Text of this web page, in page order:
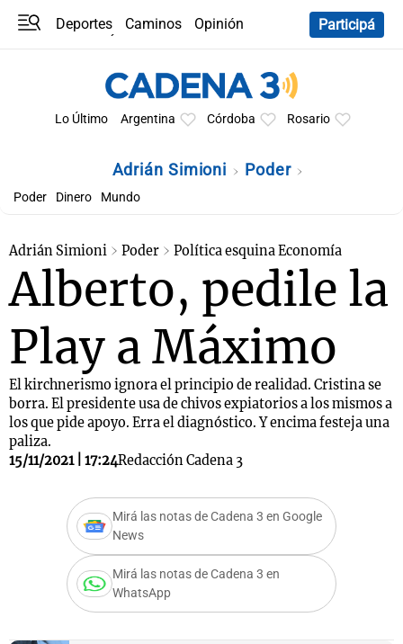
Deportes Caminos
Opinión
Participá
Lo Último Argentina Córdoba Rosario
Adrián Simioni Poder
Poder Dinero Mundo
Adrián Simioni Poder Política esquina Economía
Alberto, pedile la
Play a Máximo
El kirchnerismo ignora el principio de realidad. Cristina se
borra. El presidente usa de chivos expiatorios a los mismos a
los que pide apoyo. Erra el diagnóstico. Y encima festeja una
paliza.
15/11/2021 | 17:24Redacción Cadena 3
Mirá las notas de Cadena 3 en Google
News
Mirá las notas de Cadena 3 en
WhatsApp